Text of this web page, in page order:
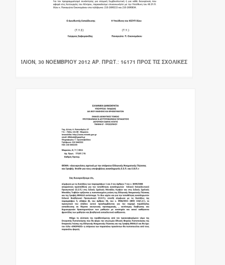
ΊΛΙΟΝ, 30 ΝΟΕΜΒΡΊΟΥ 2012 ΑΡ. ΠΡΩΤ.: 16171 ΠΡΟΣ ΤΙΣ ΣΧΟΛΙΚΈΣ